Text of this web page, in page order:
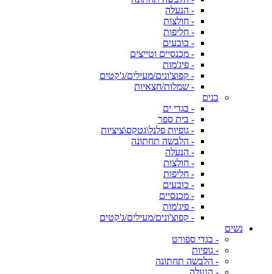
- הנעלה
- חולצות
- חליפות
- כובעים
- מכנסיים וטייצים
- פיג'מות
- קפוצ'ונים/מעילים/ג'קטים
- שמלות/חצאיות
בנים
- בגדי ים
- בית ספר
- גופיות פלנל\גטקס\ציציות
- הלבשה תחתונה
- הנעלה
- חולצות
- חליפות
- כובעים
- מכנסיים
- פיג'מות
- קפוצ'ונים/מעילים/ג'קטים
נשים
- בגדי ספורט
- גופיות
- הלבשה תחתונה
- הנעלה